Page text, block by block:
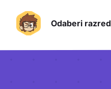
Odaberi razred